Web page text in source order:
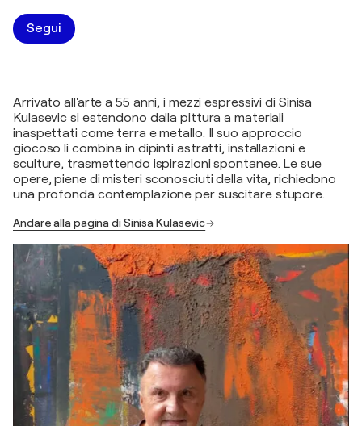
Segui
Arrivato all'arte a 55 anni, i mezzi espressivi di Sinisa
Kulasevic si estendono dalla pittura a materiali
inaspettati come terra e metallo. Il suo approccio
giocoso li combina in dipinti astratti, installazioni e
sculture, trasmettendo ispirazioni spontanee. Le sue
opere, piene di misteri sconosciuti della vita, richiedono
una profonda contemplazione per suscitare stupore.
Andare alla pagina di Sinisa Kulasevic